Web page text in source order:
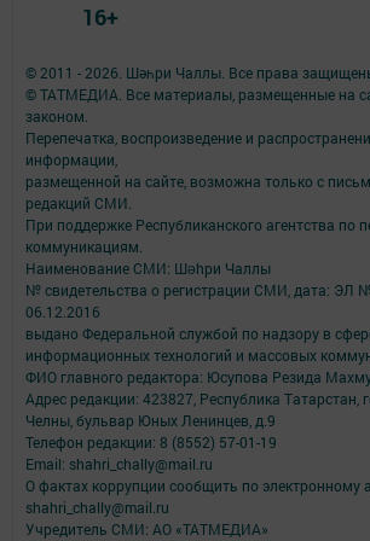
© 2011 - 2026. Шәһри Чаллы. Все права
© ТАТМЕДИА. Все материалы, размещенные на
законом.
Перепечатка, воспроизведение и
информации,
размещенной на сайте, возможна только с
редакций СМИ.
При поддержке Республиканского агентства по
коммуникациям.
Наименование СМИ: Шəhри Чаллы
№ свидетельства о регистрации СМИ, дата: ЭЛ
06.12.2016
выдано Федеральной службой по надзору в
информационных технологий и массовых
ФИО главного редактора: Юсупова Резида
Адрес редакции: 423827, Республика Татарстан,
Челны, бульвар Юных Ленинцев, д.9
Телефон редакции: 8 (8552) 57-01-19
Email: shahri_chally@mail.ru
О фактах коррупции сообщить по электронному
shahri_chally@mail.ru
Учредитель СМИ: АО «ТАТМЕДИА»
16+